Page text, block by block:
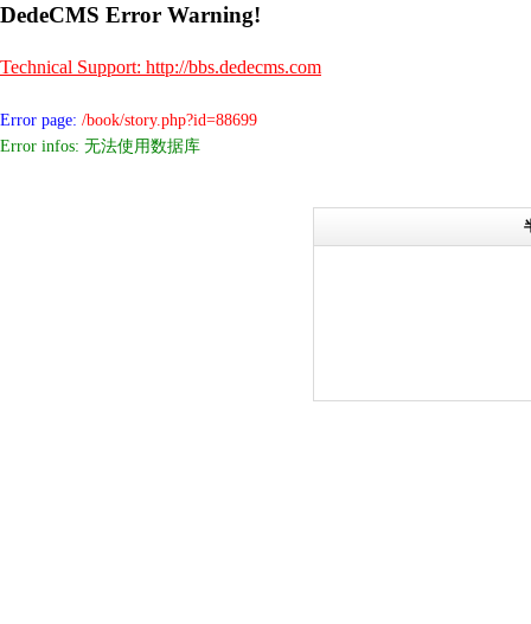
DedeCMS Error Warning!
Technical Support: http://bbs.dedecms.com
Error page: /book/story.php?id=88699
Error infos: 无法使用数据库